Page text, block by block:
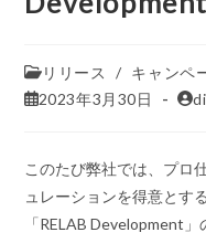
リリース / キャンペ
2023年3月30日
このたび弊社では、プロ
ュレーションを得意とす
「RELAB Development